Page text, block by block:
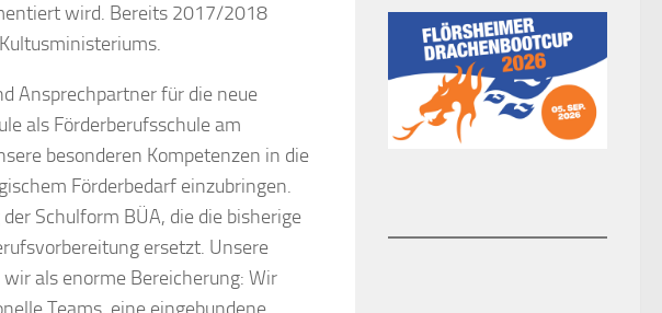
wird. Bereits 2017/2018
Ansprechpartner für die neue
als Förderberufsschule am
besonderen Kompetenzen in die
Förderbedarf einzubringen.
Schulform BÜA, die die bisherige
ersetzt. Unsere
als enorme Bereicherung: Wir